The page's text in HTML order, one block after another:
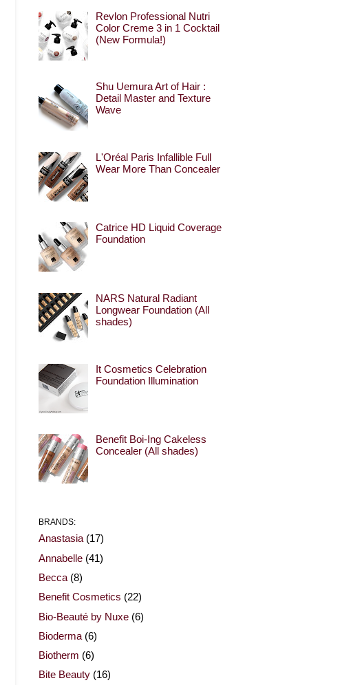
Revlon Professional Nutri
Color Creme 3 in 1 Cocktail
(New Formula!)
Shu Uemura Art of Hair :
Detail Master and Texture
Wave
L'Oréal Paris Infallible Full
Wear More Than Concealer
Catrice HD Liquid Coverage
Foundation
NARS Natural Radiant
Longwear Foundation (All
shades)
It Cosmetics Celebration
Foundation Illumination
Benefit Boi-Ing Cakeless
Concealer (All shades)
BRANDS:
Anastasia (17)
Annabelle (41)
Becca (8)
Benefit Cosmetics (22)
Bio-Beauté by Nuxe (6)
Bioderma (6)
Biotherm (6)
Bite Beauty (16)